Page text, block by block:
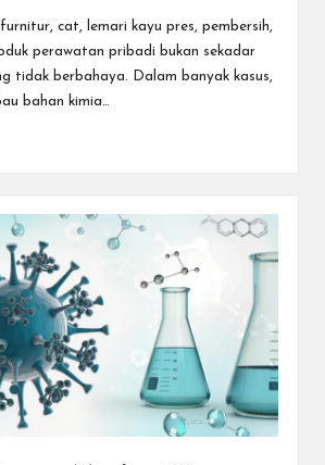
cat, lemari kayu pres, pembersih,
perawatan pribadi bukan sekadar
tidak berbahaya. Dalam banyak kasus,
bahan kimia…